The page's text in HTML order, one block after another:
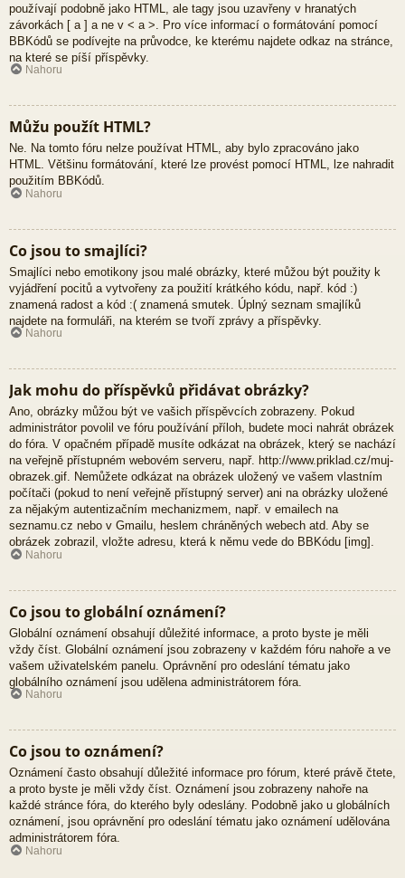
používají podobně jako HTML, ale tagy jsou uzavřeny v hranatých
závorkách [ a ] a ne v < a >. Pro více informací o formátování pomocí
BBKódů se podívejte na průvodce, ke kterému najdete odkaz na stránce,
na které se píší příspěvky.
Nahoru
Můžu použít HTML?
Ne. Na tomto fóru nelze používat HTML, aby bylo zpracováno jako
HTML. Většinu formátování, které lze provést pomocí HTML, lze nahradit
použitím BBKódů.
Nahoru
Co jsou to smajlíci?
Smajlíci nebo emotikony jsou malé obrázky, které můžou být použity k
vyjádření pocitů a vytvořeny za použití krátkého kódu, např. kód :)
znamená radost a kód :( znamená smutek. Úplný seznam smajlíků
najdete na formuláři, na kterém se tvoří zprávy a příspěvky.
Nahoru
Jak mohu do příspěvků přidávat obrázky?
Ano, obrázky můžou být ve vašich příspěvcích zobrazeny. Pokud
administrátor povolil ve fóru používání příloh, budete moci nahrát obrázek
do fóra. V opačném případě musíte odkázat na obrázek, který se nachází
na veřejně přístupném webovém serveru, např. http://www.priklad.cz/muj-
obrazek.gif. Nemůžete odkázat na obrázek uložený ve vašem vlastním
počítači (pokud to není veřejně přístupný server) ani na obrázky uložené
za nějakým autentizačním mechanizmem, např. v emailech na
seznamu.cz nebo v Gmailu, heslem chráněných webech atd. Aby se
obrázek zobrazil, vložte adresu, která k němu vede do BBKódu [img].
Nahoru
Co jsou to globální oznámení?
Globální oznámení obsahují důležité informace, a proto byste je měli
vždy číst. Globální oznámení jsou zobrazeny v každém fóru nahoře a ve
vašem uživatelském panelu. Oprávnění pro odeslání tématu jako
globálního oznámení jsou udělena administrátorem fóra.
Nahoru
Co jsou to oznámení?
Oznámení často obsahují důležité informace pro fórum, které právě čtete,
a proto byste je měli vždy číst. Oznámení jsou zobrazeny nahoře na
každé stránce fóra, do kterého byly odeslány. Podobně jako u globálních
oznámení, jsou oprávnění pro odeslání tématu jako oznámení udělována
administrátorem fóra.
Nahoru